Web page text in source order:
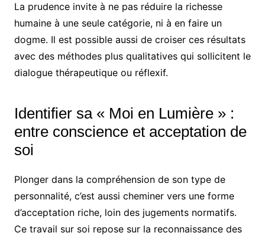
La prudence invite à ne pas réduire la richesse
humaine à une seule catégorie, ni à en faire un
dogme. Il est possible aussi de croiser ces résultats
avec des méthodes plus qualitatives qui sollicitent le
dialogue thérapeutique ou réflexif.
Identifier sa « Moi en Lumière » :
entre conscience et acceptation de
soi
Plonger dans la compréhension de son type de
personnalité, c’est aussi cheminer vers une forme
d’acceptation riche, loin des jugements normatifs.
Ce travail sur soi repose sur la reconnaissance des